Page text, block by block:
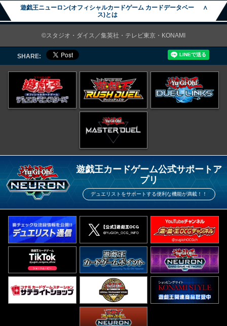
遊戯王ニューロン(オフィシャルカードゲーム カードデータベー
ス)とは
∧
©スタジオ・ダイス／集英社・テレビ東京・KONAMI
SHARE:
遊戯王カードゲーム公式サポートア
プリ
デュエリストをサポートする便利な機能が満載！！